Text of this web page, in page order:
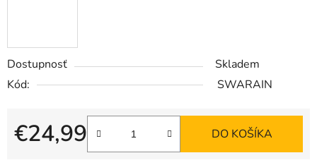
Dostupnosť
Skladem
Kód:
SWARAIN
€24,99
Jednotková cena:
DO KOŠÍKA